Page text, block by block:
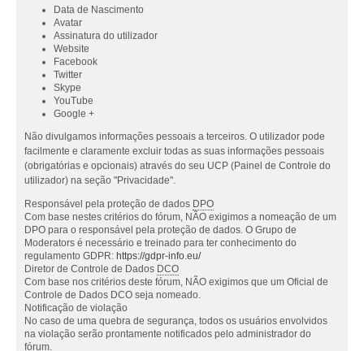
Data de Nascimento
Avatar
Assinatura do utilizador
Website
Facebook
Twitter
Skype
YouTube
Google +
Não divulgamos informações pessoais a terceiros. O utilizador pode
facilmente e claramente excluir todas as suas informações pessoais
(obrigatórias e opcionais) através do seu UCP (Painel de Controle do
utilizador) na seção "Privacidade".
Responsável pela proteção de dados DPO
Com base nestes critérios do fórum, NÃO exigimos a nomeação de um
DPO para o responsável pela proteção de dados. O Grupo de
Moderators é necessário e treinado para ter conhecimento do
regulamento GDPR: https://gdpr-info.eu/
Diretor de Controle de Dados DCO
Com base nos critérios deste fórum, NÃO exigimos que um Oficial de
Controle de Dados DCO seja nomeado.
Notificação de violação
No caso de uma quebra de segurança, todos os usuários envolvidos
na violação serão prontamente notificados pelo administrador do
fórum.